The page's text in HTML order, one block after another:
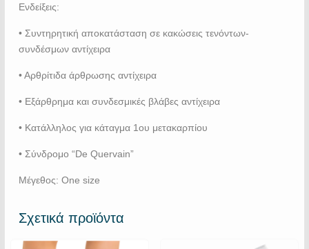
Ενδείξεις:
• Συντηρητική αποκατάσταση σε κακώσεις τενόντων-
συνδέσμων αντίχειρα
• Αρθρίτιδα άρθρωσης αντίχειρα
• Εξάρθρημα και συνδεσμικές βλάβες αντίχειρα
• Κατάλληλος για κάταγμα 1ου μετακαρπίου
• Σύνδρομο “De Quervain”
Μέγεθος: One size
Σχετικά προϊόντα